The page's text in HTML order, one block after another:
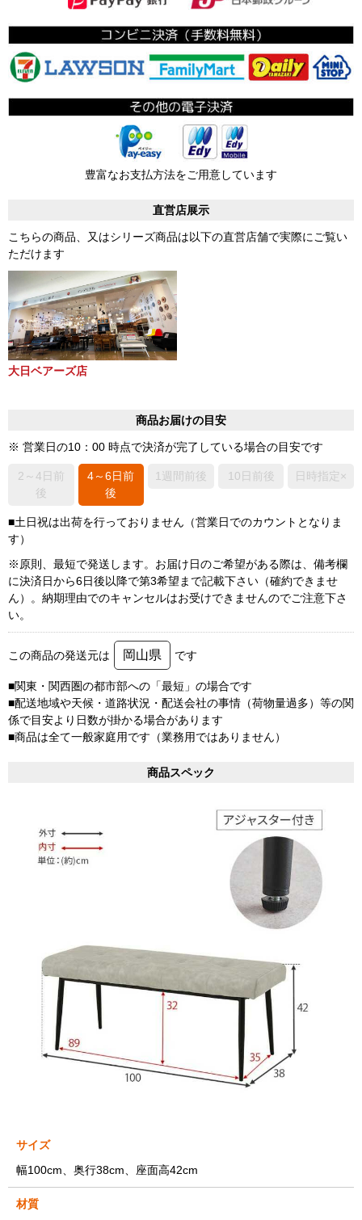
豊富なお支払方法をご用意しています
直営店展示
こちらの商品、又はシリーズ商品は以下の直営店舗で実際にご覧い
ただけます
大日ベアーズ店
商品お届けの目安
※ 営業日の10：00 時点で決済が完了している場合の目安です
2～4日前
後
4～6日前
後
1週間前後 10日前後 日時指定×
■土日祝は出荷を行っておりません（営業日でのカウントとなりま
す）
※原則、最短で発送します。お届け日のご希望がある際は、備考欄
に決済日から6日後以降で第3希望まで記載下さい（確約できませ
ん）。納期理由でのキャンセルはお受けできませんのでご注意下さ
い。
この商品の発送元は 岡山県 です
■関東・関西圏の都市部への「最短」の場合です
■配送地域や天候・道路状況・配送会社の事情（荷物量過多）等の関
係で目安より日数が掛かる場合があります
■商品は全て一般家庭用です（業務用ではありません）
商品スペック
サイズ
幅100cm、奥行38cm、座面高42cm
材質